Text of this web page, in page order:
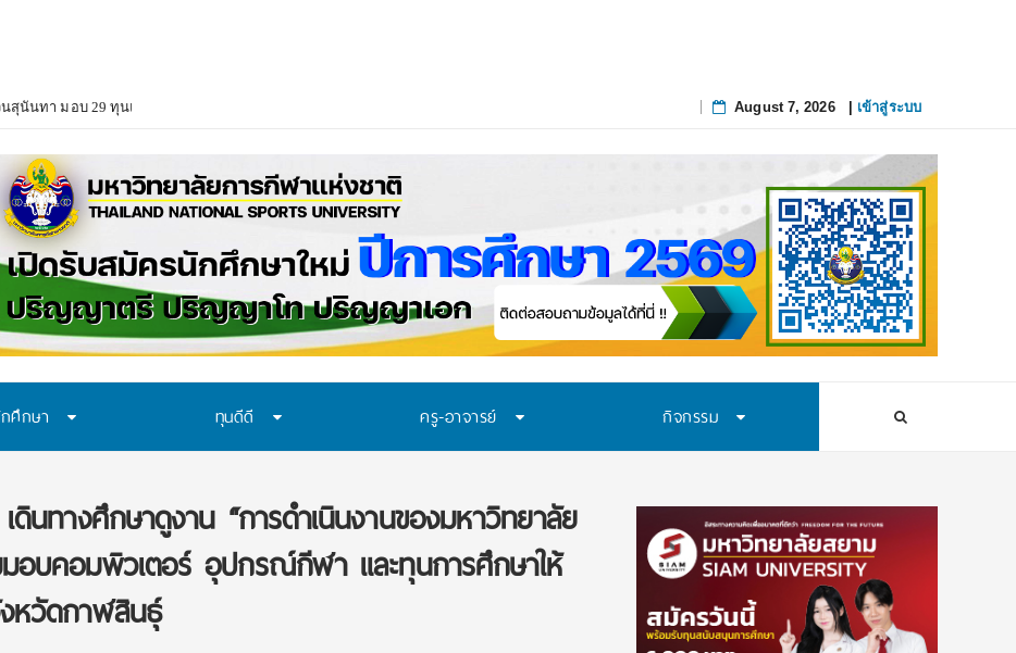
นันทา มอบ 29 ทุนแบบต่อเนื่องตลอดหลักสูตร สนับสนุนเยาวชนเรียนจนจบ สร้างโอกาสทางการศึกษาอย่างยั่งยืน
August 7, 2026| เข้าสู่ระบบ
ศึกษา ทุนดีดี ครู-อาจารย์ กิจกรรม
นทางศึกษาดูงาน “การดำเนินงานของมหาวิทยาลัย
อบคอมพิวเตอร์ อุปกรณ์กีฬา และทุนการศึกษาให้
วัดกาฬสินธุ์